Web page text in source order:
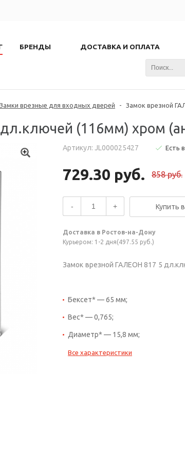
БРЕНДЫ ДОСТАВКА И ОПЛАТА
Замки врезные для входных дверей - Замок врезной
(116мм) хром
Артикул: JL000025427 Есть
729.30 руб. 858 руб.
- + Купить
Доставка в Ростов-на-Дону
Курьером: 1-2 дня(497.55 руб.)
Замок врезной ГАЛЕОН 817 5
Бексет* — 65 мм;
Вес* — 0,765;
Диаметр* — 15,8 мм;
Все характеристики